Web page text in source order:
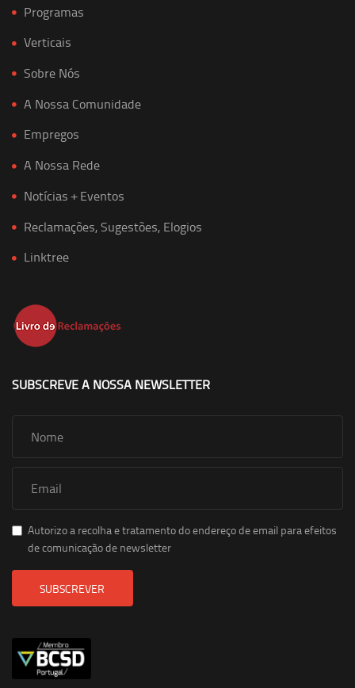
Programas
Verticais
Sobre Nós
A Nossa Comunidade
Empregos
A Nossa Rede
Notícias + Eventos
Reclamações, Sugestões, Elogios
Linktree
SUBSCREVE A NOSSA NEWSLETTER
Autorizo a recolha e tratamento do endereço de email para efeitos
de comunicação de newsletter
SUBSCREVER